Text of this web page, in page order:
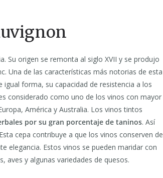
Su origen se remonta al siglo XVII y se produjo
Una de las características más notorias de esta
igual forma, su capacidad de resistencia a los
considerado como uno de los vinos con mayor
América y Australia. Los vinos tintos
por su gran porcentaje de taninos. Así
cepa contribuye a que los vinos conserven de
elegancia. Estos vinos se pueden maridar con
aves y algunas variedades de quesos.